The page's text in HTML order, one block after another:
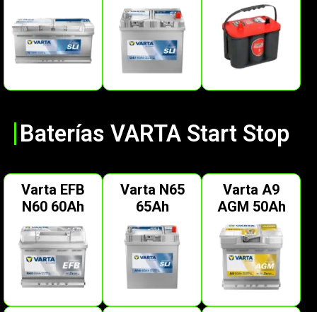
Baterías VARTA Start Stop
Varta EFB
N60 60Ah
Varta N65
65Ah
Varta A9
AGM 50Ah